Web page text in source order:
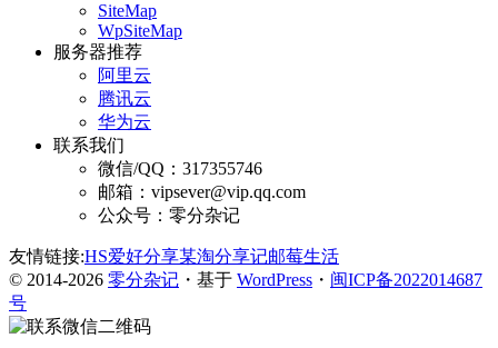
SiteMap
WpSiteMap
服务器推荐
阿里云
腾讯云
华为云
联系我们
微信/QQ：317355746
邮箱：vipsever@vip.qq.com
公众号：零分杂记
友情链接:HS爱好分享某淘分享记邮莓生活
© 2014-2026 零分杂记 ・基于 WordPress ・ 闽ICP备2022014687
号